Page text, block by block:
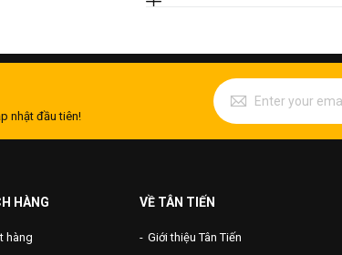
nhật đầu tiên!
HÀNG
hàng
VỀ TÂN TIẾN
Giới thiệu Tân Tiến